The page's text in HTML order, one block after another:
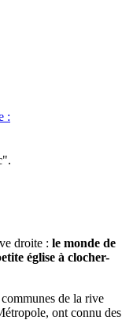
:
droite : le monde de
église à clocher-
de la rive
ont connu des